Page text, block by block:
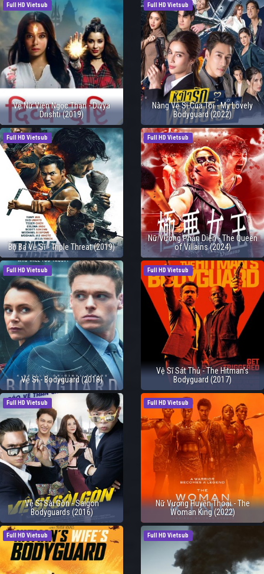
Full HD Vietsub
Vệ Nữ Viên Ngọc Thần - Divya
Drishti (2019)
Full HD Vietsub
Nàng Vệ Sĩ Của Tôi - My Lovely
Bodyguard (2022)
Full HD Vietsub
Bộ Ba Vệ Sĩ - Triple Threat (2019)
Full HD Vietsub
Nữ Vương Phản Diện - The Queen
of Villains (2024)
Full HD Vietsub
Vệ Sĩ - Bodyguard (2018)
Full HD Vietsub
Vệ Sĩ Sát Thủ - The Hitman's
Bodyguard (2017)
Full HD Vietsub
Vệ Sĩ Sài Gòn - Saigon
Bodyguards (2016)
Full HD Vietsub
Nữ Vương Huyền Thoại - The
Woman King (2022)
Full HD Vietsub Full HD Vietsub